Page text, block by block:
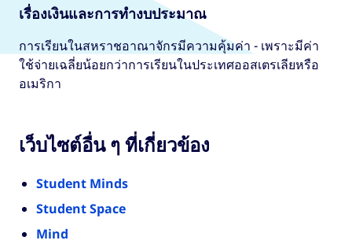
เรื่องเงินและการทำงบประมาณ
การเรียนในสหราชอาณาจักรมีความคุ้มค่า - เพราะมีค่า
ใช้จ่ายเฉลี่ยน้อยกว่าการเรียนในประเทศออสเตรเลียหรือ
อเมริกา
เว็บไซต์อื่น ๆ ที่เกี่ยวข้อง
Student Minds
Student Space
Mind